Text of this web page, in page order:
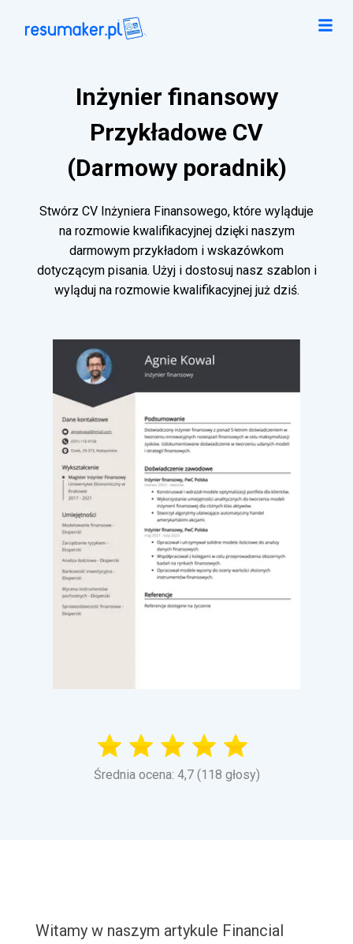
Inżynier finansowy
Przykładowe CV
(Darmowy poradnik)
Stwórz CV Inżyniera Finansowego, które wyląduje
na rozmowie kwalifikacyjnej dzięki naszym
darmowym przykładom i wskazówkom
dotyczącym pisania. Użyj i dostosuj nasz szablon i
wyląduj na rozmowie kwalifikacyjnej już dziś.
Średnia ocena: 4,7 (118 głosy)
Witamy w naszym artykule Financial